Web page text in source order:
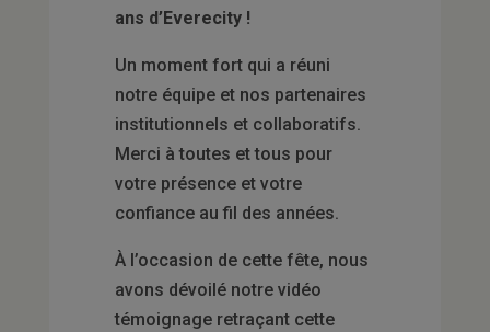
ans d’Everecity !
Un moment fort qui a réuni
notre équipe et nos partenaires
institutionnels et collaboratifs.
Merci à toutes et tous pour
votre présence et votre
confiance au fil des années.
À l’occasion de cette fête, nous
avons dévoilé notre vidéo
témoignage retraçant cette